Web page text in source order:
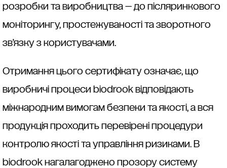
розробки та виробництва — до післяринкового
моніторингу, простежуваності та зворотного
зв’язку з користувачами.
Отримання цього сертифікату означає, що
виробничі процеси biodrook відповідають
міжнародним вимогам безпеки та якості, а вся
продукція проходить перевірені процедури
контролю якості та управління ризиками. В
biodrook нагалагоджено прозору систему